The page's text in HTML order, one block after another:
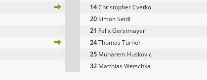
14Christopher Cvetko
20Simon Seidl
21 Felix Gerstmayer
24Thomas Turner
25 Muharem Huskovic
32 Matthias Wetschka